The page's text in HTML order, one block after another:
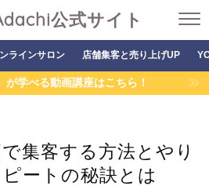
公式サイト
ラインサロン 店舗集客と売り上げUP
が学べる動画講座はこちら！
集客する方法とやり
ートの秘訣とは